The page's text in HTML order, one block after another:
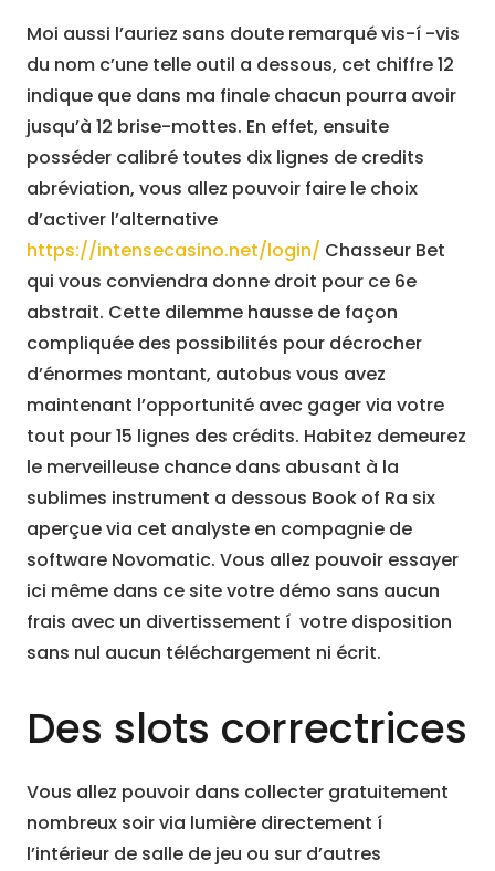
Moi aussi l’auriez sans doute remarqué vis-í -vis
du nom c’une telle outil a dessous, cet chiffre 12
indique que dans ma finale chacun pourra avoir
jusqu’à 12 brise-mottes. En effet, ensuite
posséder calibré toutes dix lignes de credits
abréviation, vous allez pouvoir faire le choix
d’activer l’alternative
https://intensecasino.net/login/ Chasseur Bet
qui vous conviendra donne droit pour ce 6e
abstrait. Cette dilemme hausse de façon
compliquée des possibilités pour décrocher
d’énormes montant, autobus vous avez
maintenant l’opportunité avec gager via votre
tout pour 15 lignes des crédits. Habitez demeurez
le merveilleuse chance dans abusant à la
sublimes instrument a dessous Book of Ra six
aperçue via cet analyste en compagnie de
software Novomatic. Vous allez pouvoir essayer
ici même dans ce site votre démo sans aucun
frais avec un divertissement í votre disposition
sans nul aucun téléchargement ni écrit.
Des slots correctrices
Vous allez pouvoir dans collecter gratuitement
nombreux soir via lumière directement í
l’intérieur de salle de jeu ou sur d’autres